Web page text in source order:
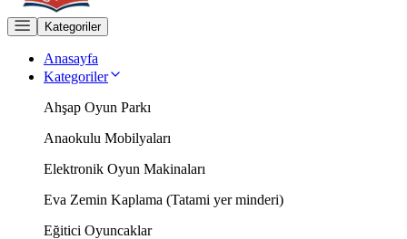
Kategoriler
Anasayfa
Kategoriler
Ahşap Oyun Parkı
Anaokulu Mobilyaları
Elektronik Oyun Makinaları
Eva Zemin Kaplama (Tatami yer minderi)
Eğitici Oyuncaklar